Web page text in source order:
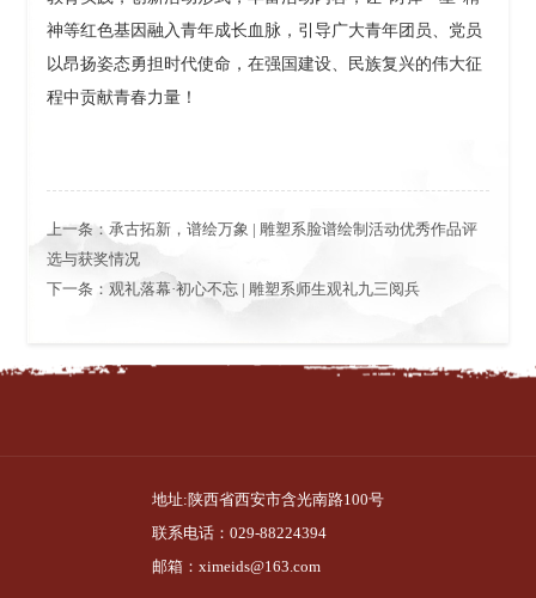
神等红色基因融入青年成长血脉，引导广大青年团员、党员
以昂扬姿态勇担时代使命，在强国建设、民族复兴的伟大征
程中贡献青春力量！
上一条：承古拓新，谱绘万象 | 雕塑系脸谱绘制活动优秀作品评
选与获奖情况
下一条：观礼落幕·初心不忘 | 雕塑系师生观礼九三阅兵
地址:陕西省西安市含光南路100号
联系电话：029-88224394
邮箱： ximeids@163.com